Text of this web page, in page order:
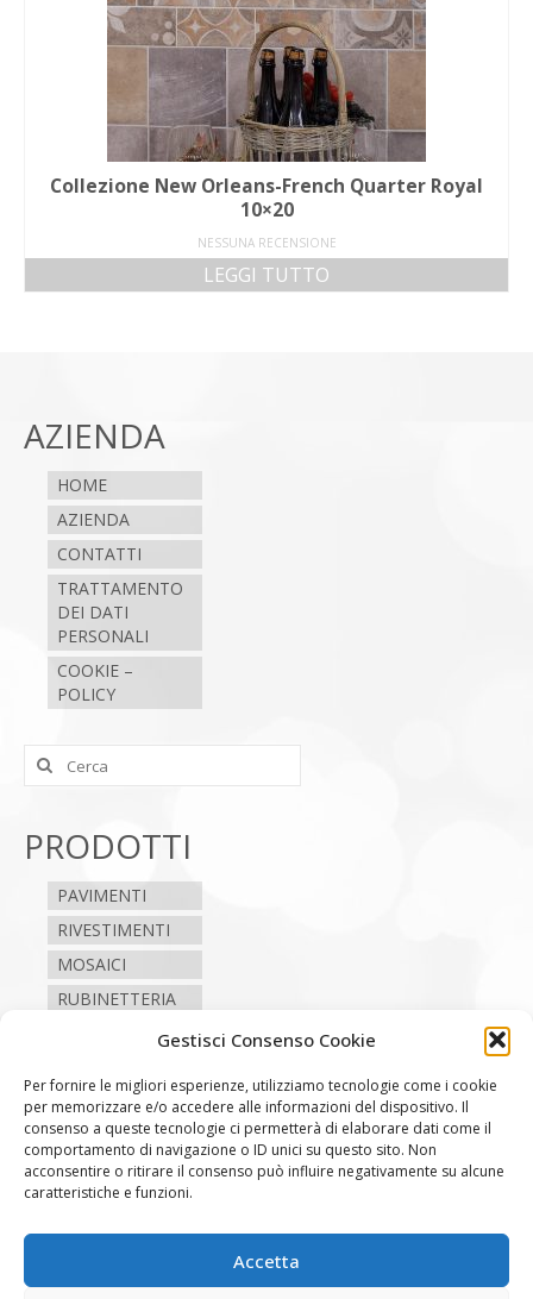
Gestisci Consenso Cookie
Per fornire le migliori esperienze, utilizziamo tecnologie come i cookie
per memorizzare e/o accedere alle informazioni del dispositivo. Il
consenso a queste tecnologie ci permetterà di elaborare dati come il
comportamento di navigazione o ID unici su questo sito. Non
acconsentire o ritirare il consenso può influire negativamente su alcune
caratteristiche e funzioni.
Accetta
Collezione New Orleans-French Quarter Royal
10×20
NESSUNA RECENSIONE
LEGGI TUTTO
AZIENDA
HOME
AZIENDA
CONTATTI
TRATTAMENTO
DEI DATI
PERSONALI
COOKIE –
POLICY
Cerca:
PRODOTTI
PAVIMENTI
RIVESTIMENTI
MOSAICI
RUBINETTERIA
SEGUICI